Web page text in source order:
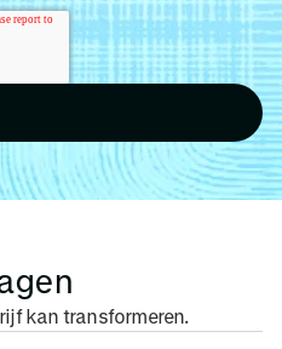
kan transformeren.